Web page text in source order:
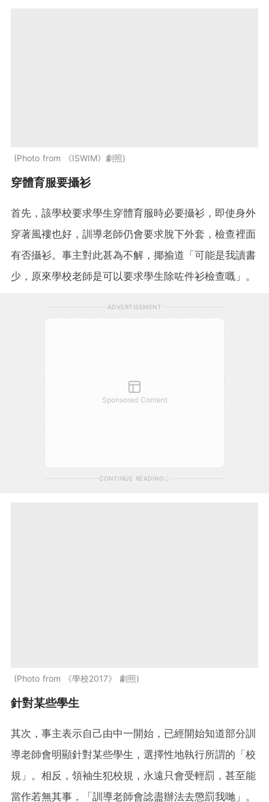
Photo from 《ISWIM》劇照
穿體育服要攝衫
首先，該學校要求學生穿體育服時必要攝衫，即使身外
穿著風褸也好，訓導老師仍會要求脫下外套，檢查裡面
有否攝衫。事主對此甚為不解，揶揄道「可能是我讀書
少，原來學校老師是可以要求學生除咗件衫檢查嘅」。
ADVERTISEMENT
Sponsored Content
CONTINUE READING
Photo from 《學校2017》 劇照
針對某些學生
其次，事主表示自己由中一開始，已經開始知道部分訓
導老師會明顯針對某些學生，選擇性地執行所謂的「校
規」。相反，領袖生犯校規，永遠只會受輕罰，甚至能
當作若無其事，「訓導老師會諗盡辦法去懲罰我哋」。